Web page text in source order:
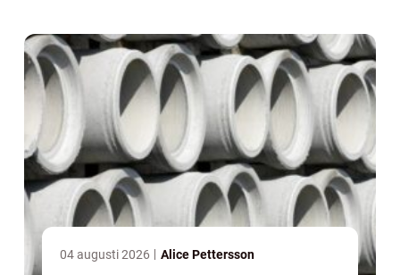
04 augusti 2026 Alice Pettersson